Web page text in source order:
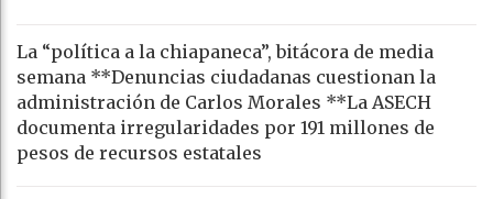
La “política a la chiapaneca”, bitácora de media
semana **Denuncias ciudadanas cuestionan la
administración de Carlos Morales **La ASECH
documenta irregularidades por 191 millones de
pesos de recursos estatales